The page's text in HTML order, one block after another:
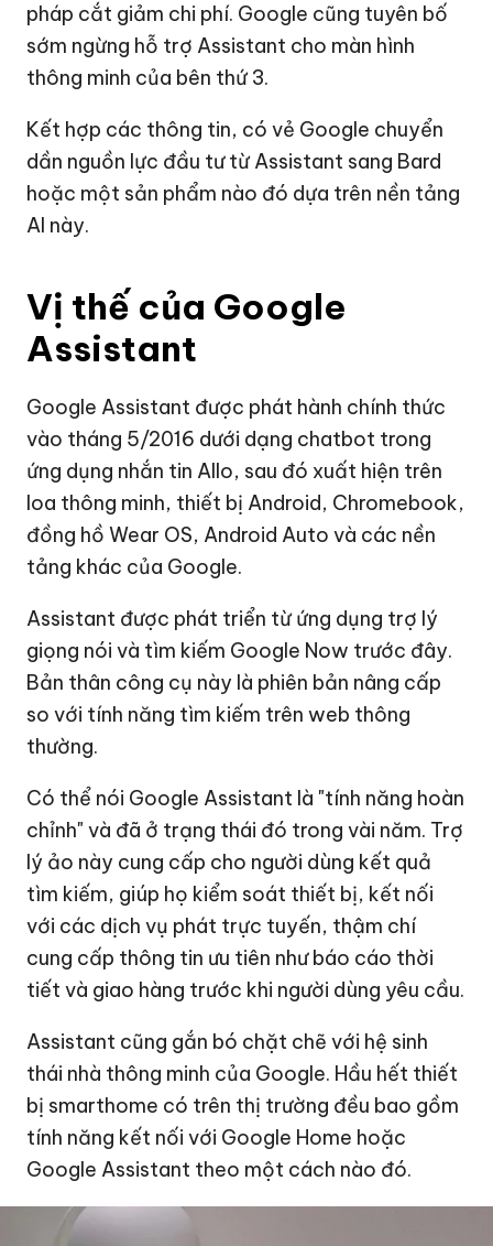
pháp cắt giảm chi phí. Google cũng tuyên bố
sớm ngừng hỗ trợ Assistant cho màn hình
thông minh của bên thứ 3.
Kết hợp các thông tin, có vẻ Google chuyển
dần nguồn lực đầu tư từ Assistant sang Bard
hoặc một sản phẩm nào đó dựa trên nền tảng
AI này.
Vị thế của Google
Assistant
Google Assistant được phát hành chính thức
vào tháng 5/2016 dưới dạng chatbot trong
ứng dụng nhắn tin Allo, sau đó xuất hiện trên
loa thông minh, thiết bị Android, Chromebook,
đồng hồ Wear OS, Android Auto và các nền
tảng khác của Google.
Assistant được phát triển từ ứng dụng trợ lý
giọng nói và tìm kiếm Google Now trước đây.
Bản thân công cụ này là phiên bản nâng cấp
so với tính năng tìm kiếm trên web thông
thường.
Có thể nói Google Assistant là "tính năng hoàn
chỉnh" và đã ở trạng thái đó trong vài năm. Trợ
lý ảo này cung cấp cho người dùng kết quả
tìm kiếm, giúp họ kiểm soát thiết bị, kết nối
với các dịch vụ phát trực tuyến, thậm chí
cung cấp thông tin ưu tiên như báo cáo thời
tiết và giao hàng trước khi người dùng yêu cầu.
Assistant cũng gắn bó chặt chẽ với hệ sinh
thái nhà thông minh của Google. Hầu hết thiết
bị smarthome có trên thị trường đều bao gồm
tính năng kết nối với Google Home hoặc
Google Assistant theo một cách nào đó.